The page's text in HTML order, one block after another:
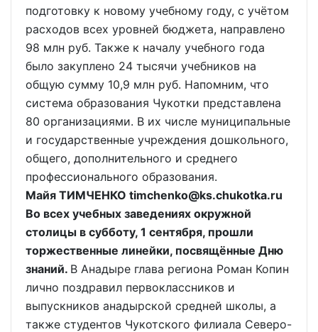
подготовку к новому учебному году, с учётом
расходов всех уровней бюджета, направлено
98 млн руб. Также к началу учебного года
было закуплено 24 тысячи учебников на
общую сумму 10,9 млн руб. Напомним, что
система образования Чукотки представлена
80 организациями. В их числе муниципальные
и государственные учреждения дошкольного,
общего, дополнительного и среднего
профессионального образования.
Майя ТИМЧЕНКО timchenko@ks.chukotka.ru
Во всех учебных заведениях окружной
столицы в субботу, 1 сентября, прошли
торжественные линейки, посвящённые Дню
знаний. В Анадыре глава региона Роман Копин
лично поздравил первоклассников и
выпускников анадырской средней школы, а
также студентов Чукотского филиала Северо-